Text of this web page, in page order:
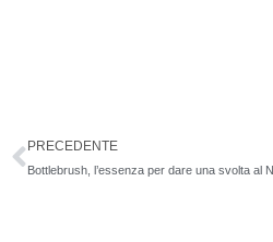
Precedente
PRECEDENTE
Bottlebrush, l’essenza per dare una svolta al